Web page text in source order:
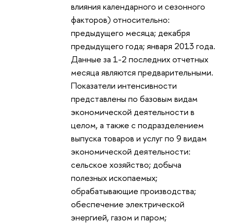
влияния календарного и сезонного
факторов) относительно:
предыдущего месяца; декабря
предыдущего года; января 2013 года.
Данные за 1-2 последних отчетных
месяца являются предварительными.
Показатели интенсивности
представлены по базовым видам
экономической деятельности в
целом, а также с подразделением
выпуска товаров и услуг по 9 видам
экономической деятельности:
сельское хозяйство; добыча
полезных ископаемых;
обрабатывающие производства;
обеспечение электрической
энергией, газом и паром;